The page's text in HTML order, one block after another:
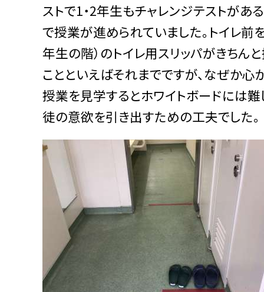
ストで1・2年生もチャレンジテストが
で授業が進められていました。トイレ前
年生の階）のトイレ用スリッパがきちん
ことといえばそれまでですが、なぜか
授業を見学するとホワイトボードには難
徒の意欲を引き出すための工夫でした。